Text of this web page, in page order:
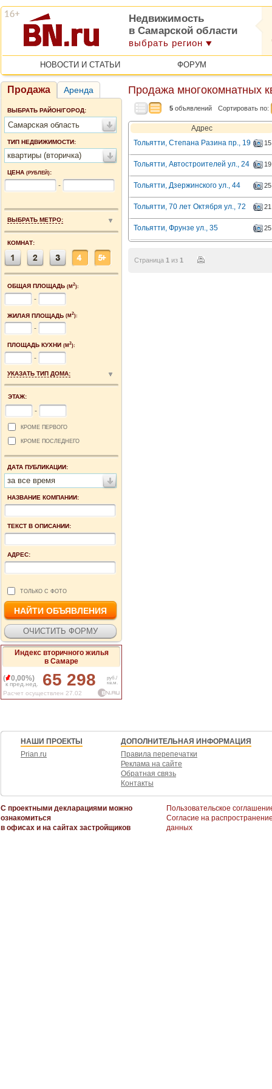
Недвижимость
в Самарской области
выбрать регион
НОВОСТИ И СТАТЬИ ФОРУМ
Продажа Аренда
ВЫБРАТЬ РАЙОН/ГОРОД:
Самарская область
ТИП НЕДВИЖИМОСТИ:
квартиры (вторичка)
ЦЕНА (РУБЛЕЙ):
-
ВЫБРАТЬ МЕТРО:
КОМНАТ:
ОБЩАЯ ПЛОЩАДЬ (М2):
-
ЖИЛАЯ ПЛОЩАДЬ (М2):
-
ПЛОЩАДЬ КУХНИ (М2):
-
УКАЗАТЬ ТИП ДОМА:
ЭТАЖ:
-
КРОМЕ ПЕРВОГО
КРОМЕ ПОСЛЕДНЕГО
ДАТА ПУБЛИКАЦИИ:
за все время
НАЗВАНИЕ КОМПАНИИ:
ТЕКСТ В ОПИСАНИИ:
АДРЕС:
ТОЛЬКО С ФОТО
Индекс вторичного жилья
в Самаре
(
0,00%)
к пред.нед. 65 298
руб./
кв.м.
Расчет осуществлен 27.02
Продажа многокомнатных
5 объявлений Сортировать по:
Адрес
Тольятти, Степана Разина пр., 19
15
Тольятти, Автостроителей ул., 24 19
Тольятти, Дзержинского ул., 44 25
Тольятти, 70 лет Октября ул., 72 21
Тольятти, Фрунзе ул., 35 25
Страница 1 из 1
НАШИ ПРОЕКТЫ
Prian.ru
ДОПОЛНИТЕЛЬНАЯ ИНФОРМАЦИЯ
Правила перепечатки
Реклама на сайте
Обратная связь
Контакты
С проектными декларациями можно
ознакомиться
в офисах и на сайтах застройщиков
Пользовательское
Согласие на
данных